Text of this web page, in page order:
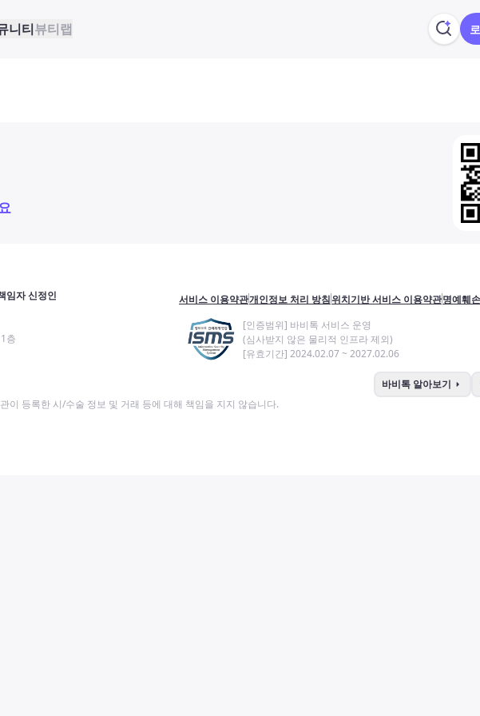
니티뷰티랩
임자 신정인
층
서비스 이용약관개인정보 처리 방침위치기반 서비스 이용약관명예훼
[인증범위] 바비톡 서비스 운영
(심사받지 않은 물리적 인프라 제외)
[유효기간] 2024.02.07 ~ 2027.02.06
바비톡 알아보기 arrow_right
이 등록한 시/수술 정보 및 거래 등에 대해 책임을 지지 않습니다.